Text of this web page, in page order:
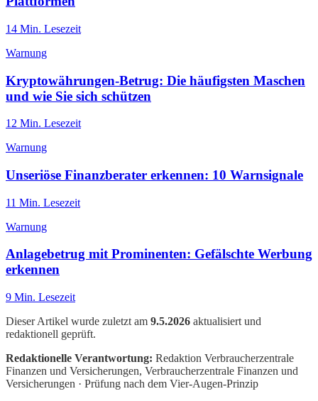
14 Min. Lesezeit
Warnung
Kryptowährungen-Betrug: Die häufigsten Maschen
und wie Sie sich schützen
12 Min. Lesezeit
Warnung
Unseriöse Finanzberater erkennen: 10 Warnsignale
11 Min. Lesezeit
Warnung
Anlagebetrug mit Prominenten: Gefälschte Werbung
erkennen
9 Min. Lesezeit
Dieser Artikel wurde zuletzt am 9.5.2026 aktualisiert und
redaktionell geprüft.
Redaktionelle Verantwortung: Redaktion Verbraucherzentrale
Finanzen und Versicherungen, Verbraucherzentrale Finanzen und
Versicherungen · Prüfung nach dem Vier-Augen-Prinzip